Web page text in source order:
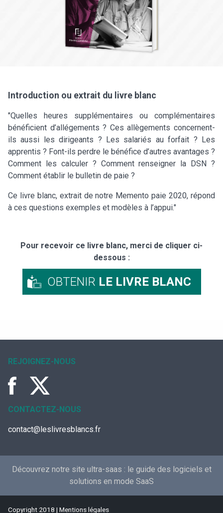
Introduction ou extrait du livre blanc
"Quelles heures supplémentaires ou complémentaires
bénéficient d’allégements ? Ces allègements concernent-
ils aussi les dirigeants ? Les salariés au forfait ? Les
apprentis ? Font-ils perdre le bénéfice d’autres avantages ?
Comment les calculer ? Comment renseigner la DSN ?
Comment établir le bulletin de paie ?
Ce livre blanc, extrait de notre Memento paie 2020, répond
à ces questions exemples et modèles à l’appui."
Pour recevoir ce livre blanc, merci de cliquer ci-
dessous :
OBTENIR LE LIVRE BLANC
REJOIGNEZ-NOUS
CONTACTEZ-NOUS
contact@leslivresblancs.fr
Découvrez notre site ultra-saas : le guide des logiciels et
solutions en mode SaaS
Copyright 2018 | Mentions légales